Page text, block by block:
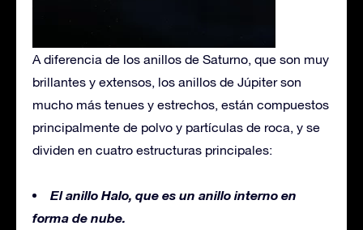
A diferencia de los anillos de Saturno, que son muy
brillantes y extensos, los anillos de Júpiter son
mucho más tenues y estrechos, están compuestos
principalmente de polvo y partículas de roca, y se
dividen en cuatro estructuras principales:
El anillo Halo, que es un anillo interno en
forma de nube.